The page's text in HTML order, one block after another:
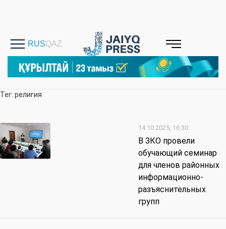
Тег: религия
14.10.2025, 16:30
В ЗКО провели
обучающий семинар
для членов районных
информационно-
разъяснительных
групп